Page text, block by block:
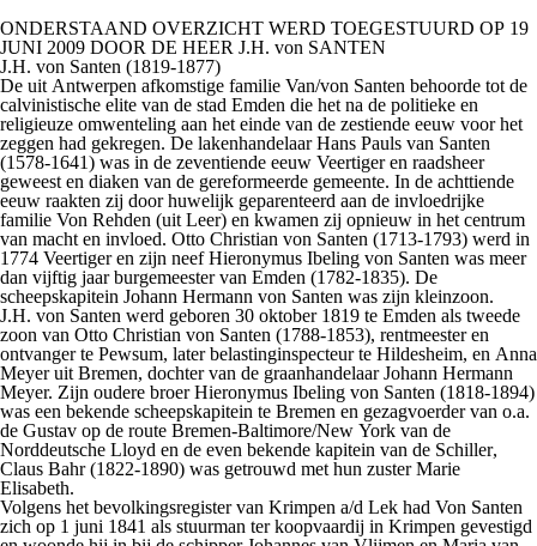
ONDERSTAAND OVERZICHT WERD TOEGESTUURD OP 19
JUNI 2009 DOOR DE HEER J.H. von SANTEN
J.H. von Santen (1819-1877)
De uit Antwerpen afkomstige familie Van/von Santen behoorde tot de
calvinistische elite van de stad Emden die het na de politieke en
religieuze omwenteling aan het einde van de zestiende eeuw voor het
zeggen had gekregen. De lakenhandelaar Hans Pauls van Santen
(1578-1641) was in de zeventiende eeuw Veertiger en raadsheer
geweest en diaken van de gereformeerde gemeente. In de achttiende
eeuw raakten zij door huwelijk geparenteerd aan de invloedrijke
familie Von Rehden (uit Leer) en kwamen zij opnieuw in het centrum
van macht en invloed. Otto Christian von Santen (1713-1793) werd in
1774 Veertiger en zijn neef Hieronymus Ibeling von Santen was meer
dan vijftig jaar burgemeester van Emden (1782-1835). De
scheepskapitein Johann Hermann von Santen was zijn kleinzoon.
J.H. von Santen werd geboren 30 oktober 1819 te Emden als tweede
zoon van Otto Christian von Santen (1788-1853), rentmeester en
ontvanger te Pewsum, later belastinginspecteur te Hildesheim, en Anna
Meyer uit Bremen, dochter van de graanhandelaar Johann Hermann
Meyer. Zijn oudere broer Hieronymus Ibeling von Santen (1818-1894)
was een bekende scheepskapitein te Bremen en gezagvoerder van o.a.
de Gustav op de route Bremen-Baltimore/New York van de
Norddeutsche Lloyd en de even bekende kapitein van de Schiller,
Claus Bahr (1822-1890) was getrouwd met hun zuster Marie
Elisabeth.
Volgens het bevolkingsregister van Krimpen a/d Lek had Von Santen
zich op 1 juni 1841 als stuurman ter koopvaardij in Krimpen gevestigd